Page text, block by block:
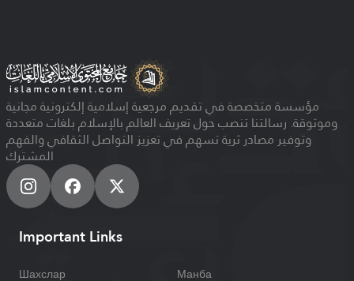
مؤسسة متخصصة في تقديم مرجعية إسلامية إلكترونية مجانية
وموثوقة. رسالتنا تنصب حول تعريف العالم بالإسلام بلغات متعددة
وتوفير مصادر ثرية تسهم في تعزيز التواصل الثقافي والفهم
المشترك
Important Links
Шахслар Манба